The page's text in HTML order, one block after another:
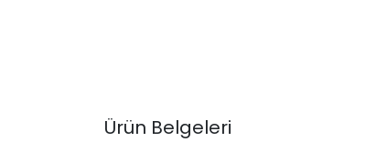
Ürün Belgeleri